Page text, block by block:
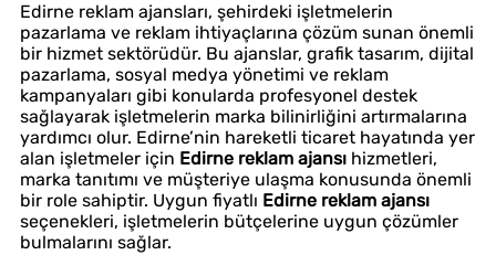
Edirne reklam ajansları, şehirdeki işletmelerin
pazarlama ve reklam ihtiyaçlarına çözüm sunan önemli
bir hizmet sektörüdür. Bu ajanslar, grafik tasarım, dijital
pazarlama, sosyal medya yönetimi ve reklam
kampanyaları gibi konularda profesyonel destek
sağlayarak işletmelerin marka bilinirliğini artırmalarına
yardımcı olur. Edirne’nin hareketli ticaret hayatında yer
alan işletmeler için Edirne reklam ajansı hizmetleri,
marka tanıtımı ve müşteriye ulaşma konusunda önemli
bir role sahiptir. Uygun fiyatlı Edirne reklam ajansı
seçenekleri, işletmelerin bütçelerine uygun çözümler
bulmalarını sağlar.